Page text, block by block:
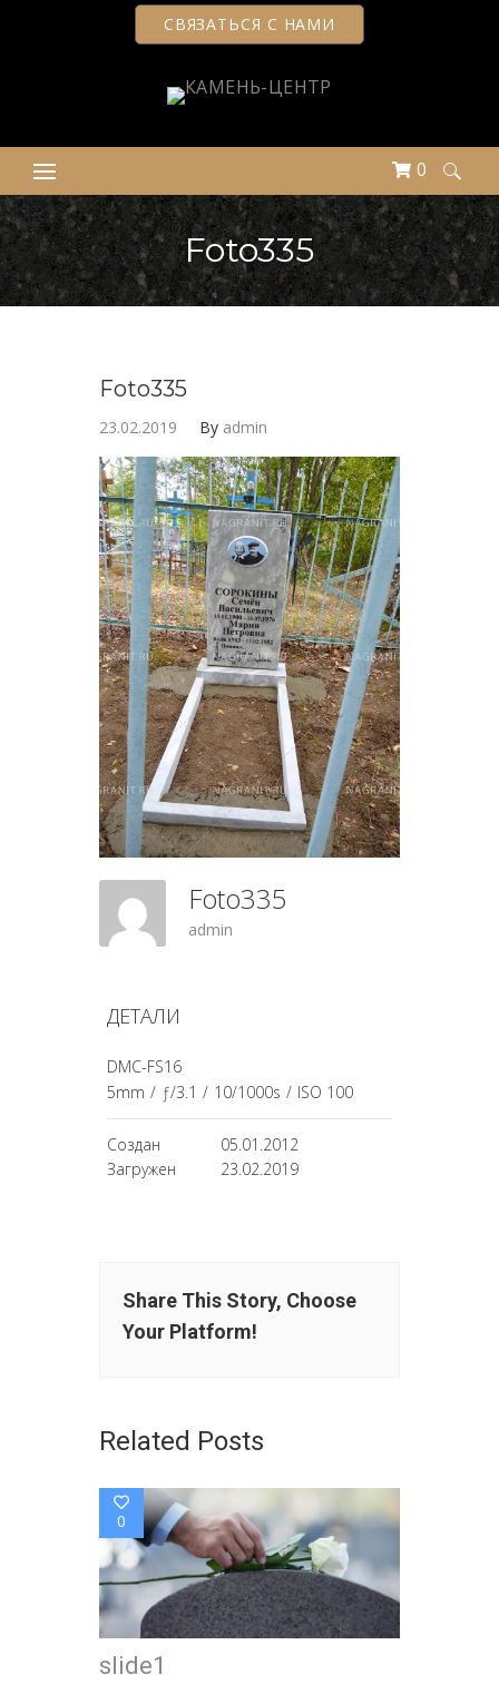
СВЯЗАТЬСЯ С НАМИ
0
Найти:
Foto335
Foto335
23.02.2019 By admin
Foto335
admin
ДЕТАЛИ
DMC-FS16
5mm / ƒ/3.1 / 10/1000s / ISO 100
Создан
05.01.2012
Загружен
23.02.2019
Share This Story, Choose
Your Platform!
Related Posts
0
slide1